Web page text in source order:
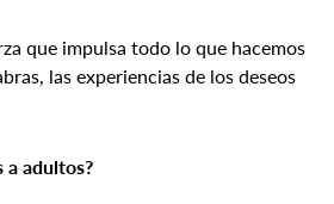
que impulsa todo lo que hacemos
las experiencias de los deseos
a adultos?